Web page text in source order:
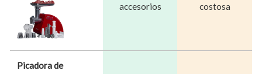
accesorios
costosa
Picadora de